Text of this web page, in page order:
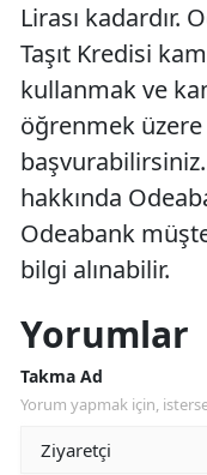
Lirası kadardır.
Taşıt Kredisi
kullanmak ve
öğrenmek
hakkında
Odeabank
bilgi alınabilir.
Yorumlar
Takma Ad
Yorum yapmak için,